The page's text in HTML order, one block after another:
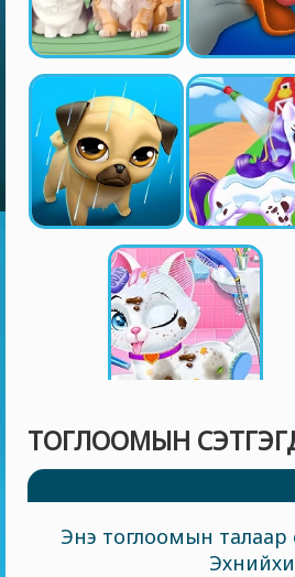
ТОГЛООМЫН
Энэ тоглоомын талаар